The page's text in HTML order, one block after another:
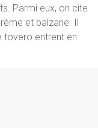
Parmi eux, on cite
et balzane. Il
tovero entrent en